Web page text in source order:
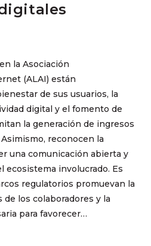
la Asociación
(ALAI) están
de sus usuarios, la
digital y el fomento de
la generación de ingresos
reconocen la
una comunicación abierta y
ecosistema involucrado. Es
regulatorios promuevan la
los colaboradores y la
para favorecer…